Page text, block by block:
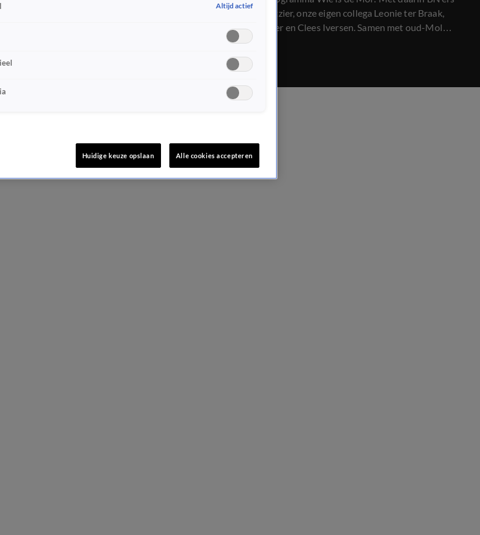
als Anita Witzier, onze eigen collega Leonie ter Braak,
Buddy Vedder en Clees Iversen. Samen met oud-Mol
Dennis Weening blikken we vooruit op het nieuwe
seizoen.
Altijd actief
Huidige keuze opslaan Alle cookies accepteren